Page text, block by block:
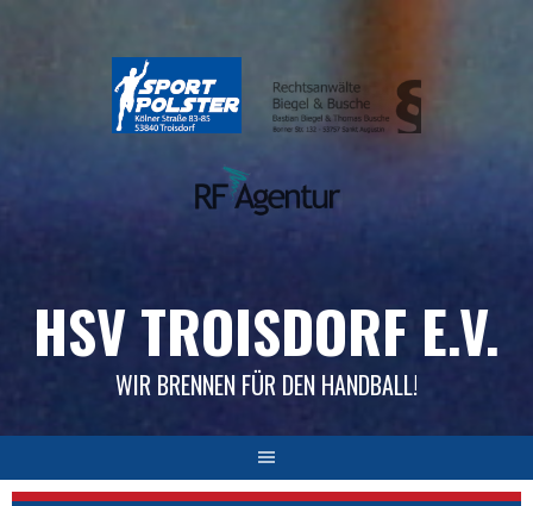
HSV TROISDORF E.V.
WIR BRENNEN FÜR DEN HANDBALL!